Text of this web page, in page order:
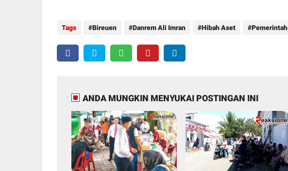
Tags Bireuen Danrem Ali Imran Hibah Aset Pemerintah
ANDA MUNGKIN MENYUKAI POSTINGAN INI